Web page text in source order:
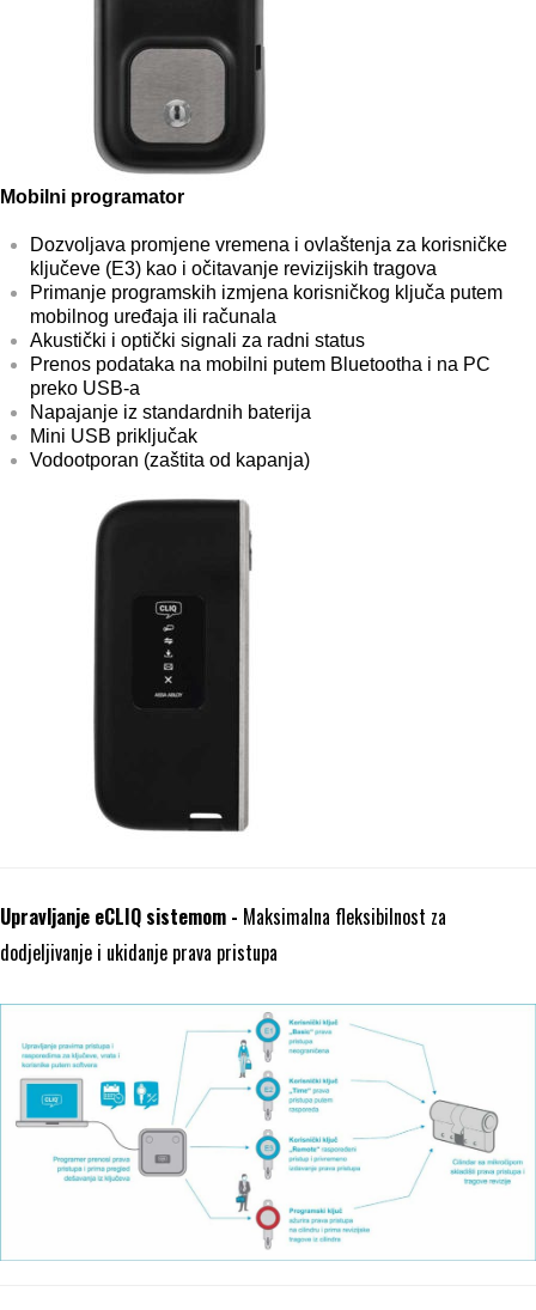
Mobilni programator
Dozvoljava promjene vremena i ovlaštenja za korisničke
ključeve (E3) kao i očitavanje revizijskih tragova
Primanje programskih izmjena korisničkog ključa putem
mobilnog uređaja ili računala
Akustički i optički signali za radni status
Prenos podataka na mobilni putem Bluetootha i na PC
preko USB-a
Napajanje iz standardnih baterija
Mini USB priključak
Vodootporan (zaštita od kapanja)
Upravljanje eCLIQ sistemom - Maksimalna fleksibilnost za
dodjeljivanje i ukidanje prava pristupa